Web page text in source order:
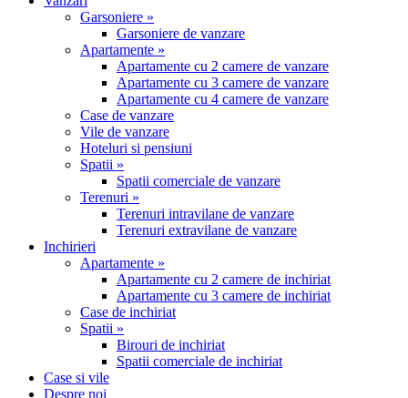
Garsoniere »
Garsoniere de vanzare
Apartamente »
Apartamente cu 2 camere de vanzare
Apartamente cu 3 camere de vanzare
Apartamente cu 4 camere de vanzare
Case de vanzare
Vile de vanzare
Hoteluri si pensiuni
Spatii »
Spatii comerciale de vanzare
Terenuri »
Terenuri intravilane de vanzare
Terenuri extravilane de vanzare
Inchirieri
Apartamente »
Apartamente cu 2 camere de inchiriat
Apartamente cu 3 camere de inchiriat
Case de inchiriat
Spatii »
Birouri de inchiriat
Spatii comerciale de inchiriat
Case si vile
Despre noi